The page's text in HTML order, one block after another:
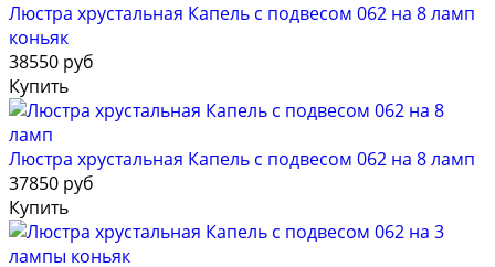
Люстра хрустальная Капель с подвесом 062 на 8 ламп
коньяк
38550 руб
Купить
Люстра хрустальная Капель с подвесом 062 на 8 ламп
37850 руб
Купить